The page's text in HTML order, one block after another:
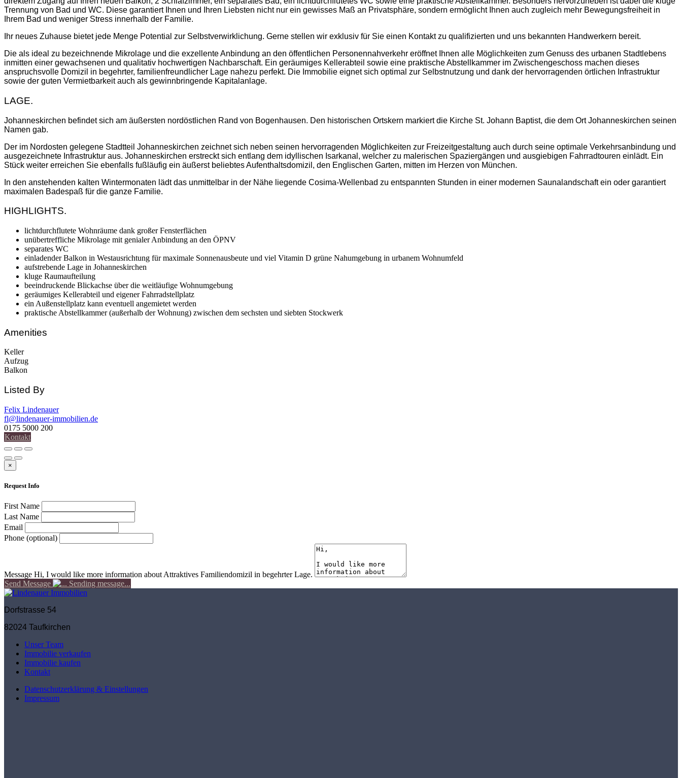
Trennung von Bad und WC. Diese garantiert Ihnen und Ihren Liebsten nicht nur ein gewisses Maß an Privatsphäre, sondern ermöglicht Ihnen auch zugleich mehr Bewegungsfreiheit in
Ihrem Bad und weniger Stress innerhalb der Familie.
Ihr neues Zuhause bietet jede Menge Potential zur Selbstverwirklichung. Gerne stellen wir exklusiv für Sie einen Kontakt zu qualifizierten und uns bekannten Handwerkern bereit.
Die als ideal zu bezeichnende Mikrolage und die exzellente Anbindung an den öffentlichen Personennahverkehr eröffnet Ihnen alle Möglichkeiten zum Genuss des urbanen Stadtlebens
inmitten einer gewachsenen und qualitativ hochwertigen Nachbarschaft. Ein geräumiges Kellerabteil sowie eine praktische Abstellkammer im Zwischengeschoss machen dieses
anspruchsvolle Domizil in begehrter, familienfreundlicher Lage nahezu perfekt. Die Immobilie eignet sich optimal zur Selbstnutzung und dank der hervorragenden örtlichen Infrastruktur
sowie der guten Vermietbarkeit auch als gewinnbringende Kapitalanlage.
LAGE.
Johanneskirchen befindet sich am äußersten nordöstlichen Rand von Bogenhausen. Den historischen Ortskern markiert die Kirche St. Johann Baptist, die dem Ort Johanneskirchen seinen
Namen gab.
Der im Nordosten gelegene Stadtteil Johanneskirchen zeichnet sich neben seinen hervorragenden Möglichkeiten zur Freizeitgestaltung auch durch seine optimale Verkehrsanbindung und
ausgezeichnete Infrastruktur aus. Johanneskirchen erstreckt sich entlang dem idyllischen Isarkanal, welcher zu malerischen Spaziergängen und ausgiebigen Fahrradtouren einlädt. Ein
Stück weiter erreichen Sie ebenfalls fußläufig ein äußerst beliebtes Aufenthaltsdomizil, den Englischen Garten, mitten im Herzen von München.
In den anstehenden kalten Wintermonaten lädt das unmittelbar in der Nähe liegende Cosima-Wellenbad zu entspannten Stunden in einer modernen Saunalandschaft ein oder garantiert
maximalen Badespaß für die ganze Familie.
HIGHLIGHTS.
lichtdurchflutete Wohnräume dank großer Fensterflächen
unübertreffliche Mikrolage mit genialer Anbindung an den ÖPNV
separates WC
einladender Balkon in Westausrichtung für maximale Sonnenausbeute und viel Vitamin D grüne Nahumgebung in urbanem Wohnumfeld
aufstrebende Lage in Johanneskirchen
kluge Raumaufteilung
beeindruckende Blickachse über die weitläufige Wohnumgebung
geräumiges Kellerabteil und eigener Fahrradstellplatz
ein Außenstellplatz kann eventuell angemietet werden
praktische Abstellkammer (außerhalb der Wohnung) zwischen dem sechsten und siebten Stockwerk
Amenities
Keller
Aufzug
Balkon
Listed By
Felix Lindenauer
fl@lindenauer-immobilien.de
0175 5000 200
Kontakt
×
Request Info
First Name
Last Name
Email
Phone (optional)
Message Hi, I would like more information about Attraktives Familiendomizil in begehrter Lage.
Send Message
Sending message...
Dorfstrasse 54
82024 Taufkirchen
Unser Team
Immobilie verkaufen
Immobilie kaufen
Kontakt
Datenschutzerklärung & Einstellungen
Impressum